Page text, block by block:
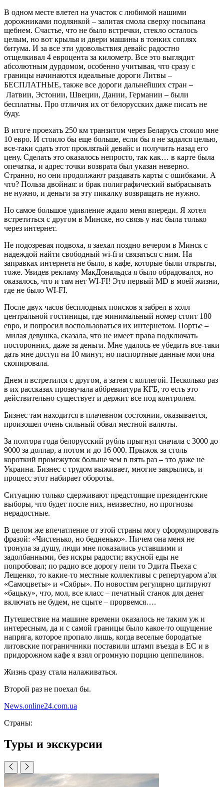
В одном месте влетел на участок с любимой нашими
дорожниками подлянкой – залитая смола сверху посыпана
щебнем. Счастье, что не было встречки, стекло осталось
целым, но вот крылья и двери машины в тонких соплях
битума. И за все эти удовольствия девайс радостно
отщелкивал 4 евроцента за километр. Все это выглядит
абсолютным дурдомом, особенно учитывая, что сразу с
границы начинаются идеальные дороги Литвы –
БЕСПЛАТНЫЕ, также все дороги дальнейших стран –
Латвии, Эстонии, Швеции, Дании, Германии – были
бесплатны. Про отличия их от белорусских даже писать не
буду.
В итоге проехать 250 км транзитом через Беларусь стоило мне
10 евро. И стоило бы еще больше, если бы я не задался целью,
все-таки сдать этот проклятый девайс и получить назад его
цену. Сделать это оказалось непросто, так как… в карте была
опечатка, и адрес точки возврата был указан неверно.
Странно, но они продолжают раздавать карты с ошибками. А
что? Польза двойная: и брак полиграфический выбрасывать
не нужно, и деньги за эту пикалку возвращать не нужно.
Но самое большое удивление ждало меня впереди. Я хотел
встретиться с другом в Минске, но связь у нас была только
через интернет.
Не подозревая подвоха, я заехал поздно вечером в Минск с
надеждой найти свободный wi-fi и связаться с ним. На
заправках интернета не было, в кафе, которые были открыты,
тоже. Увидев рекламу МакДональдса я было обрадовался, но
оказалось, что и там нет WI-FI! Это первый MD в моей жизни,
где не было WI-FI.
После двух часов бесплодных поисков я забрел в холл
центральной гостиницы, где минимальный номер стоит 180
евро, и попросил воспользоваться их интернетом. Портье –
милая девушка, сказала, что не имеет права подключать
посторонних, даже за деньги. Мне удалось ее убедить все-таки
дать мне доступ на 10 минут, но паспортные данные мои она
скопировала.
Днем я встретился с другом, а затем с коллегой. Несколько раз
в их рассказах прозвучала аббревиатура КГБ, то есть это
действительно существует и держит все под контролем.
Бизнес там находится в плачевном состоянии, оказывается,
произошел очень сильный обвал местной валюты.
За полтора года белорусский рубль прыгнул сначала с 3000 до
9000 за доллар, а потом и до 16 000. Прыжок за столь
короткий промежуток больше чем в пять раз – это даже не
Украина. Бизнес с трудом выживает, многие закрылись, и
процесс этот набирает обороты.
Ситуацию только сдерживают предстоящие президентские
выборы, что будет после них, неизвестно, но прогнозы
нерадостные.
В целом же впечатление от этой страны могу сформулировать
фразой: «Чистенько, но бедненько». Ничем она меня не
тронула за душу, люди мне показались уставшими и
задолбанными, без искры радости; вкусной еды не
попробовал; по радио все дорогу пели то Эдита Пьеха с
Лещенко, то какие-то местные коллективы с репертуаром а'ля
«Самоцветы» и «Сябры». По новостям регулярно цитируют
«бацьку», что, мол, все класс – печатный станок для денег
включать не будем, не сцыте – прорвемся….
Путешествие на машине времени оказалось не таким уж и
интересным, да и с самой границы было какое-то ощущение
напряга, которое пропало лишь, когда веселые бородатые
литовские пограничники поставили штамп въезда в ЕС и в
придорожном кафе я взял огромную порцию цеппелинов.
Жизнь сразу стала налаживаться.
Второй раз не поехал бы.
News.online24.com.ua
Страны:
Туры и экскурсии